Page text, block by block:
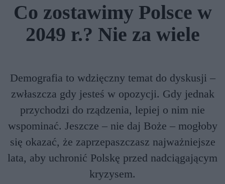
Co zostawimy Polsce w
2049 r.? Nie za wiele
Demografia to wdzięczny temat do dyskusji –
zwłaszcza gdy jesteś w opozycji. Gdy jednak
przychodzi do rządzenia, lepiej o nim nie
wspominać. Jeszcze – nie daj Boże – mogłoby
się okazać, że zaprzepaszczasz najważniejsze
lata, aby uchronić Polskę przed nadciągającym
kryzysem.